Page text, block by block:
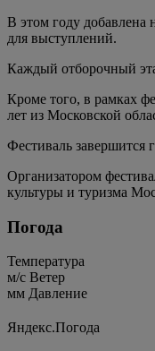
В этом году добавлена
для выступлений.
Каждый отборочный
Кроме того, в рамках
лет из Московской
Фестиваль завершится
Организатором
культуры и туризма
Погода
Температура
м/c Ветер
мм Давление
Яндекс.Погода